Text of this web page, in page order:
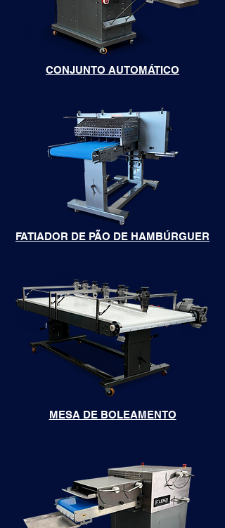
CONJUNTO AUTOMÁTICO
FATIADOR DE PÃO DE HAMBÚRGUER
MESA DE BOLEAMENTO